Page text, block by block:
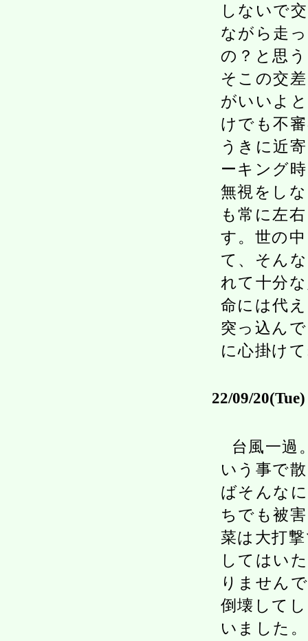
しないで
ながら走
の？と思
そこの交
がいいよ
けでも不
うきに近
ーキング
無視をし
も常に左
す。世の
て、そん
れて十分
命には代
突っ込ん
に心掛け
22/09/20(Tue)
台風一過
いう事で
ばそんな
ちでも被
菜は大打
してはい
りません
倒壊して
いました